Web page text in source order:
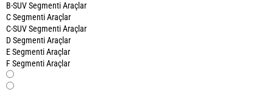
B-SUV Segmenti Araçlar
C Segmenti Araçlar
C-SUV Segmenti Araçlar
D Segmenti Araçlar
E Segmenti Araçlar
F Segmenti Araçlar